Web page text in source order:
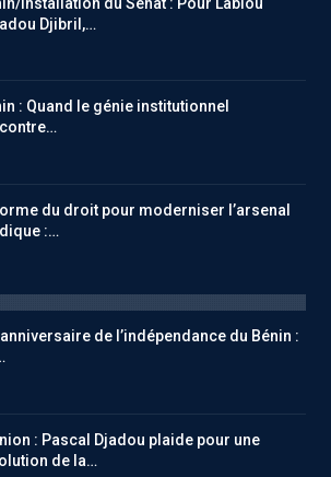
Djibril,…
: Quand le génie institutionnel
du droit pour moderniser l’arsenal
:…
anniversaire de l’indépendance du Bénin :
: Pascal Djadou plaide pour une
de la…